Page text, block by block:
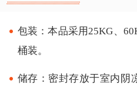
包装：本品采用25KG、
桶装。
储存：密封存放于室内阴